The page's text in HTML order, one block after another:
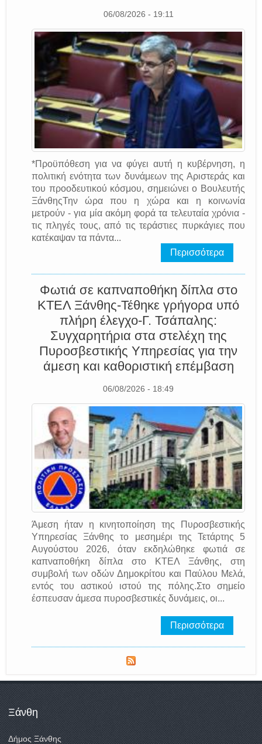
06/08/2026 - 19:11
*Προϋπόθεση για να φύγει αυτή η κυβέρνηση, η
πολιτική ενότητα των δυνάμεων της Αριστεράς και
του προοδευτικού κόσμου, σημειώνει ο Βουλευτής
ΞάνθηςΤην ώρα που η χώρα και η κοινωνία
μετρούν - για μία ακόμη φορά τα τελευταία χρόνια -
τις πληγές τους, από τις τεράστιες πυρκάγιες που
κατέκαψαν τα πάντα...
Περισσότερα
Φωτιά σε καπναποθήκη δίπλα στο
ΚΤΕΛ Ξάνθης-Τέθηκε γρήγορα υπό
πλήρη έλεγχο-Γ. Τσάπαλης:
Συγχαρητήρια στα στελέχη της
Πυροσβεστικής Υπηρεσίας για την
άμεση και καθοριστική επέμβαση
06/08/2026 - 18:49
Άμεση ήταν η κινητοποίηση της Πυροσβεστικής
Υπηρεσίας Ξάνθης το μεσημέρι της Τετάρτης 5
Αυγούστου 2026, όταν εκδηλώθηκε φωτιά σε
καπναποθήκη δίπλα στο ΚΤΕΛ Ξάνθης, στη
συμβολή των οδών Δημοκρίτου και Παύλου Μελά,
εντός του αστικού ιστού της πόλης.Στο σημείο
έσπευσαν άμεσα πυροσβεστικές δυνάμεις, οι...
Περισσότερα
Ξάνθη
Δήμος Ξάνθης